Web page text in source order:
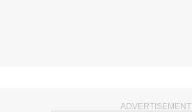
ADVERTISEMENT